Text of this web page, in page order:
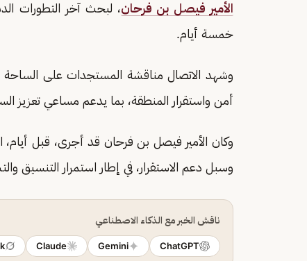
الأمير فيصل بن فرحان، لبحث آخر التطورات
خمسة أيام.
وشهد الاتصال مناقشة المستجدات على الساحة
أمن واستقرار المنطقة، بما يدعم مساعي تعزيز
وكان الأمير فيصل بن فرحان قد أجرى، قبل أيام،
وسبل دعم الاستقرار، في إطار استمرار التنسيق
ناقش الخبر مع الذكاء الاصطناعي
ChatGPT
Gemini
Claude